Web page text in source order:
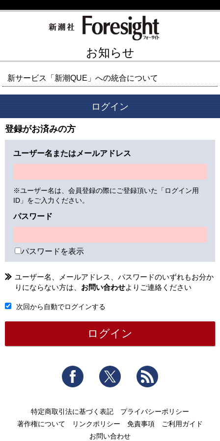
お知らせ
新サービス「新潮QUE」への統合について
ログイン
登録がお済みの方
ユーザー名またはメールアドレス
※ユーザー名は、会員登録の際にご登録頂いた「ログイン用
ID」をご入力ください。
パスワード
パスワードを表示
ユーザー名、メールアドレス、パスワードのいずれもお分か
りにならない方は、 お問い合わせよりご連絡ください
次回から自動でログインする
Facebook Twitter
特定商取引法に基づく表記
プライバシーポリシー
著作権について
リンクポリシー 免責事項
ご利用ガイド
お問い合わせ